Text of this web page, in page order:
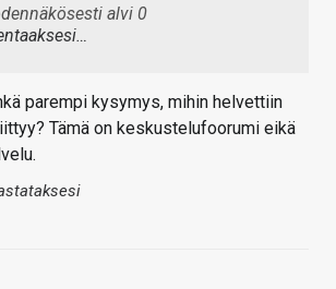
alvi 0
parempi kysymys, mihin helvettiin
Tämä on keskustelufoorumi eikä